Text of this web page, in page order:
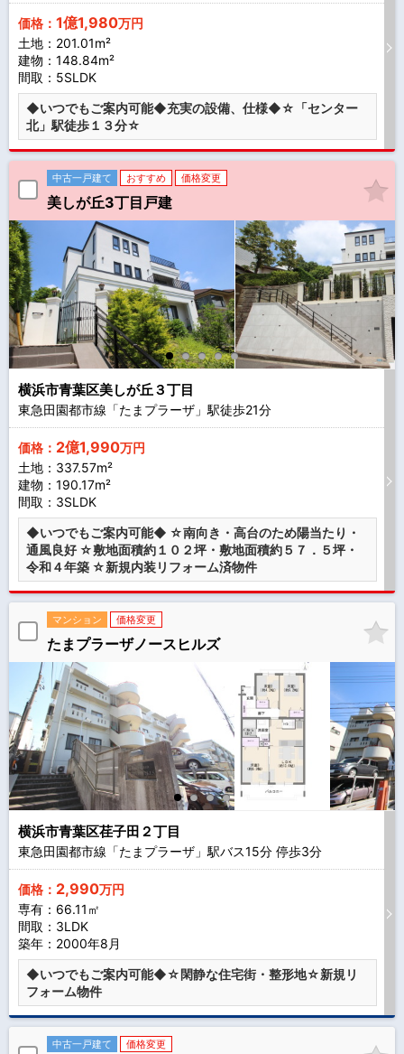
価格： 1億1,980万円
土地：201.01m²
建物：148.84m²
間取：5SLDK
◆いつでもご案内可能◆充実の設備、仕様◆☆「センター
北」駅徒歩１３分☆
中古一戸建て おすすめ 価格変更
美しが丘3丁目戸建
横浜市青葉区美しが丘３丁目
東急田園都市線「たまプラーザ」駅徒歩21分
価格： 2億1,990万円
土地：337.57m²
建物：190.17m²
間取：3SLDK
◆いつでもご案内可能◆ ☆南向き・高台のため陽当たり・
通風良好 ☆敷地面積約１０２坪・敷地面積約５７．５坪・
令和４年築 ☆新規内装リフォーム済物件
マンション 価格変更
たまプラーザノースヒルズ
横浜市青葉区荏子田２丁目
東急田園都市線「たまプラーザ」駅バス15分 停歩3分
価格： 2,990万円
専有：66.11㎡
間取：3LDK
築年：2000年8月
◆いつでもご案内可能◆☆閑静な住宅街・整形地☆新規リ
フォーム物件
中古一戸建て 価格変更